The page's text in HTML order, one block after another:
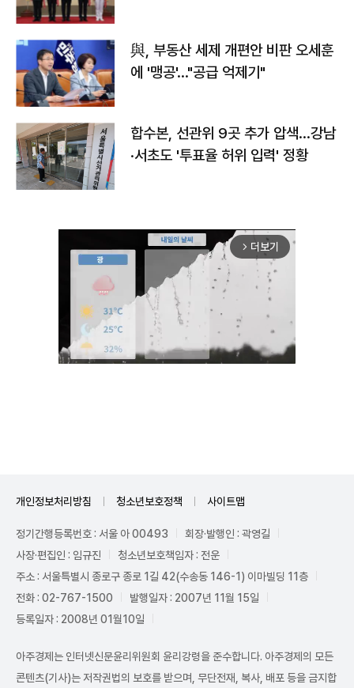
與, 부동산 세제 개편안 비판 오세훈
에 '맹공'…"공급 억제기"
합수본, 선관위 9곳 추가 압색…강남
·서초도 '투표율 허위 입력' 정황
arrow_forward_ios 더보기
개인정보처리방침 청소년보호정책 사이트맵
정기간행등록번호 : 서울 아 00493
회장·발행인 : 곽영길
사장·편집인 : 임규진
청소년보호책임자 : 전운
주소 : 서울특별시 종로구 종로 1길 42(수송동 146-1) 이마빌딩 11층
전화 : 02-767-1500
발행일자 : 2007년 11월 15일
등록일자 : 2008년 01월10일
아주경제는 인터넷신문윤리위원회 윤리강령을 준수합니다. 아주경제의 모든
콘텐츠(기사)는 저작권법의 보호를 받으며, 무단전재, 복사, 배포 등을 금지합